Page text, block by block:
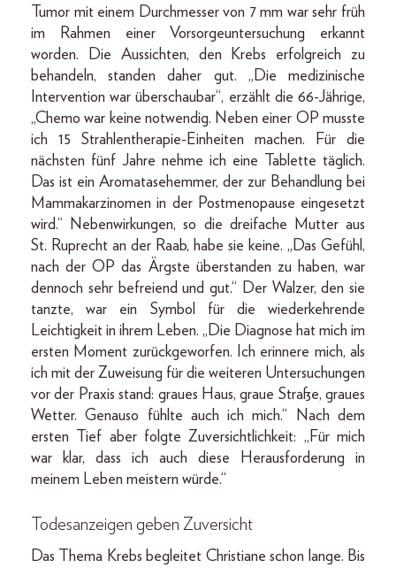
Tumor mit einem Durchmesser von 7 mm war sehr früh
im Rahmen einer Vorsorgeuntersuchung erkannt
worden. Die Aussichten, den Krebs erfolgreich zu
behandeln, standen daher gut. „Die medizinische
Intervention war überschaubar“, erzählt die 66-Jährige,
„Chemo war keine notwendig. Neben einer OP musste
ich 15 Strahlentherapie-Einheiten machen. Für die
nächsten fünf Jahre nehme ich eine Tablette täglich.
Das ist ein Aromatasehemmer, der zur Behandlung bei
Mammakarzinomen in der Postmenopause eingesetzt
wird.“ Nebenwirkungen, so die dreifache Mutter aus
St. Ruprecht an der Raab, habe sie keine. „Das Gefühl,
nach der OP das Ärgste überstanden zu haben, war
dennoch sehr befreiend und gut.“ Der Walzer, den sie
tanzte, war ein Symbol für die wiederkehrende
Leichtigkeit in ihrem Leben. „Die Diagnose hat mich im
ersten Moment zurückgeworfen. Ich erinnere mich, als
ich mit der Zuweisung für die weiteren Untersuchungen
vor der Praxis stand: graues Haus, graue Straße, graues
Wetter. Genauso fühlte auch ich mich.“ Nach dem
ersten Tief aber folgte Zuversichtlichkeit: „Für mich
war klar, dass ich auch diese Herausforderung in
meinem Leben meistern würde.“
Todesanzeigen geben Zuversicht
Das Thema Krebs begleitet Christiane schon lange. Bis